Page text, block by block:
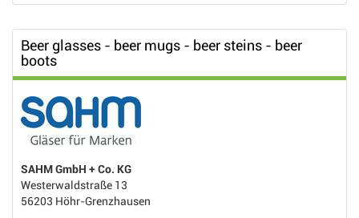
Beer glasses - beer mugs - beer steins - beer
boots
SAHM GmbH + Co. KG
Westerwaldstraße 13
56203 Höhr-Grenzhausen